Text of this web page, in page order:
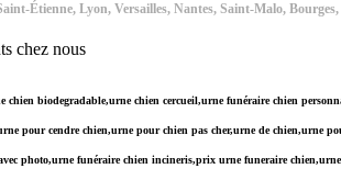
Étienne, Lyon, Versailles, Nantes, Saint-Malo,
chez nous
biodegradable,urne chien cercueil,urne funéraire chien
pour cendre chien,urne pour chien pas cher,urne de chien,urne
photo,urne funéraire chien incineris,prix urne funeraire